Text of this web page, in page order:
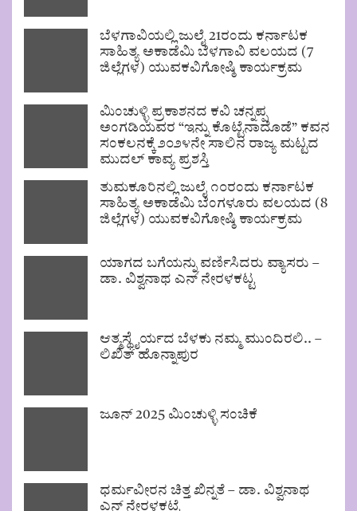
ಬೆಳಗಾವಿಯಲ್ಲಿ ಜುಲೈ 21ರಂದು ಕರ್ನಾಟಕ
ಸಾಹಿತ್ಯ ಅಕಾಡೆಮಿ ಬೆಳಗಾವಿ ವಲಯದ (7
ಜಿಲ್ಲೆಗಳ) ಯುವಕವಿಗೋಷ್ಠಿ ಕಾರ್ಯಕ್ರಮ
ಮಿಂಚುಳ್ಳಿ ಪ್ರಕಾಶನದ ಕವಿ ಚನ್ನಪ್ಪ
ಅಂಗಡಿಯವರ “ಇನ್ನು ಕೊಟ್ಟೆನಾದೊಡೆ” ಕವನ
ಸಂಕಲನಕ್ಕೆ ೨೦೨೪ನೇ ಸಾಲಿನ ರಾಜ್ಯ ಮಟ್ಟದ
ಮುದಲ್ ಕಾವ್ಯ ಪ್ರಶಸ್ತಿ
ತುಮಕೂರಿನಲ್ಲಿ ಜುಲೈ ೧೦ರಂದು ಕರ್ನಾಟಕ
ಸಾಹಿತ್ಯ ಅಕಾಡೆಮಿ ಬೆಂಗಳೂರು ವಲಯದ (8
ಜಿಲ್ಲೆಗಳ) ಯುವಕವಿಗೋಷ್ಠಿ ಕಾರ್ಯಕ್ರಮ
ಯಾಗದ ಬಗೆಯನ್ನು ವರ್ಣಿಸಿದರು ವ್ಯಾಸರು –
ಡಾ. ವಿಶ್ವನಾಥ ಎನ್ ನೇರಳಕಟ್ಟ
ಆತ್ಮಸ್ಥೈರ್ಯದ ಬೆಳಕು ನಮ್ಮ ಮುಂದಿರಲಿ.. –
ಲಿಖಿತ್ ಹೊನ್ನಾಪುರ
ಜೂನ್ 2025 ಮಿಂಚುಳ್ಳಿ ಸಂಚಿಕೆ
ಧರ್ಮವೀರನ ಚಿತ್ತ ಖಿನ್ನತೆ – ಡಾ. ವಿಶ್ವನಾಥ
ಎನ್ ನೇರಳಕಟ್ಟೆ